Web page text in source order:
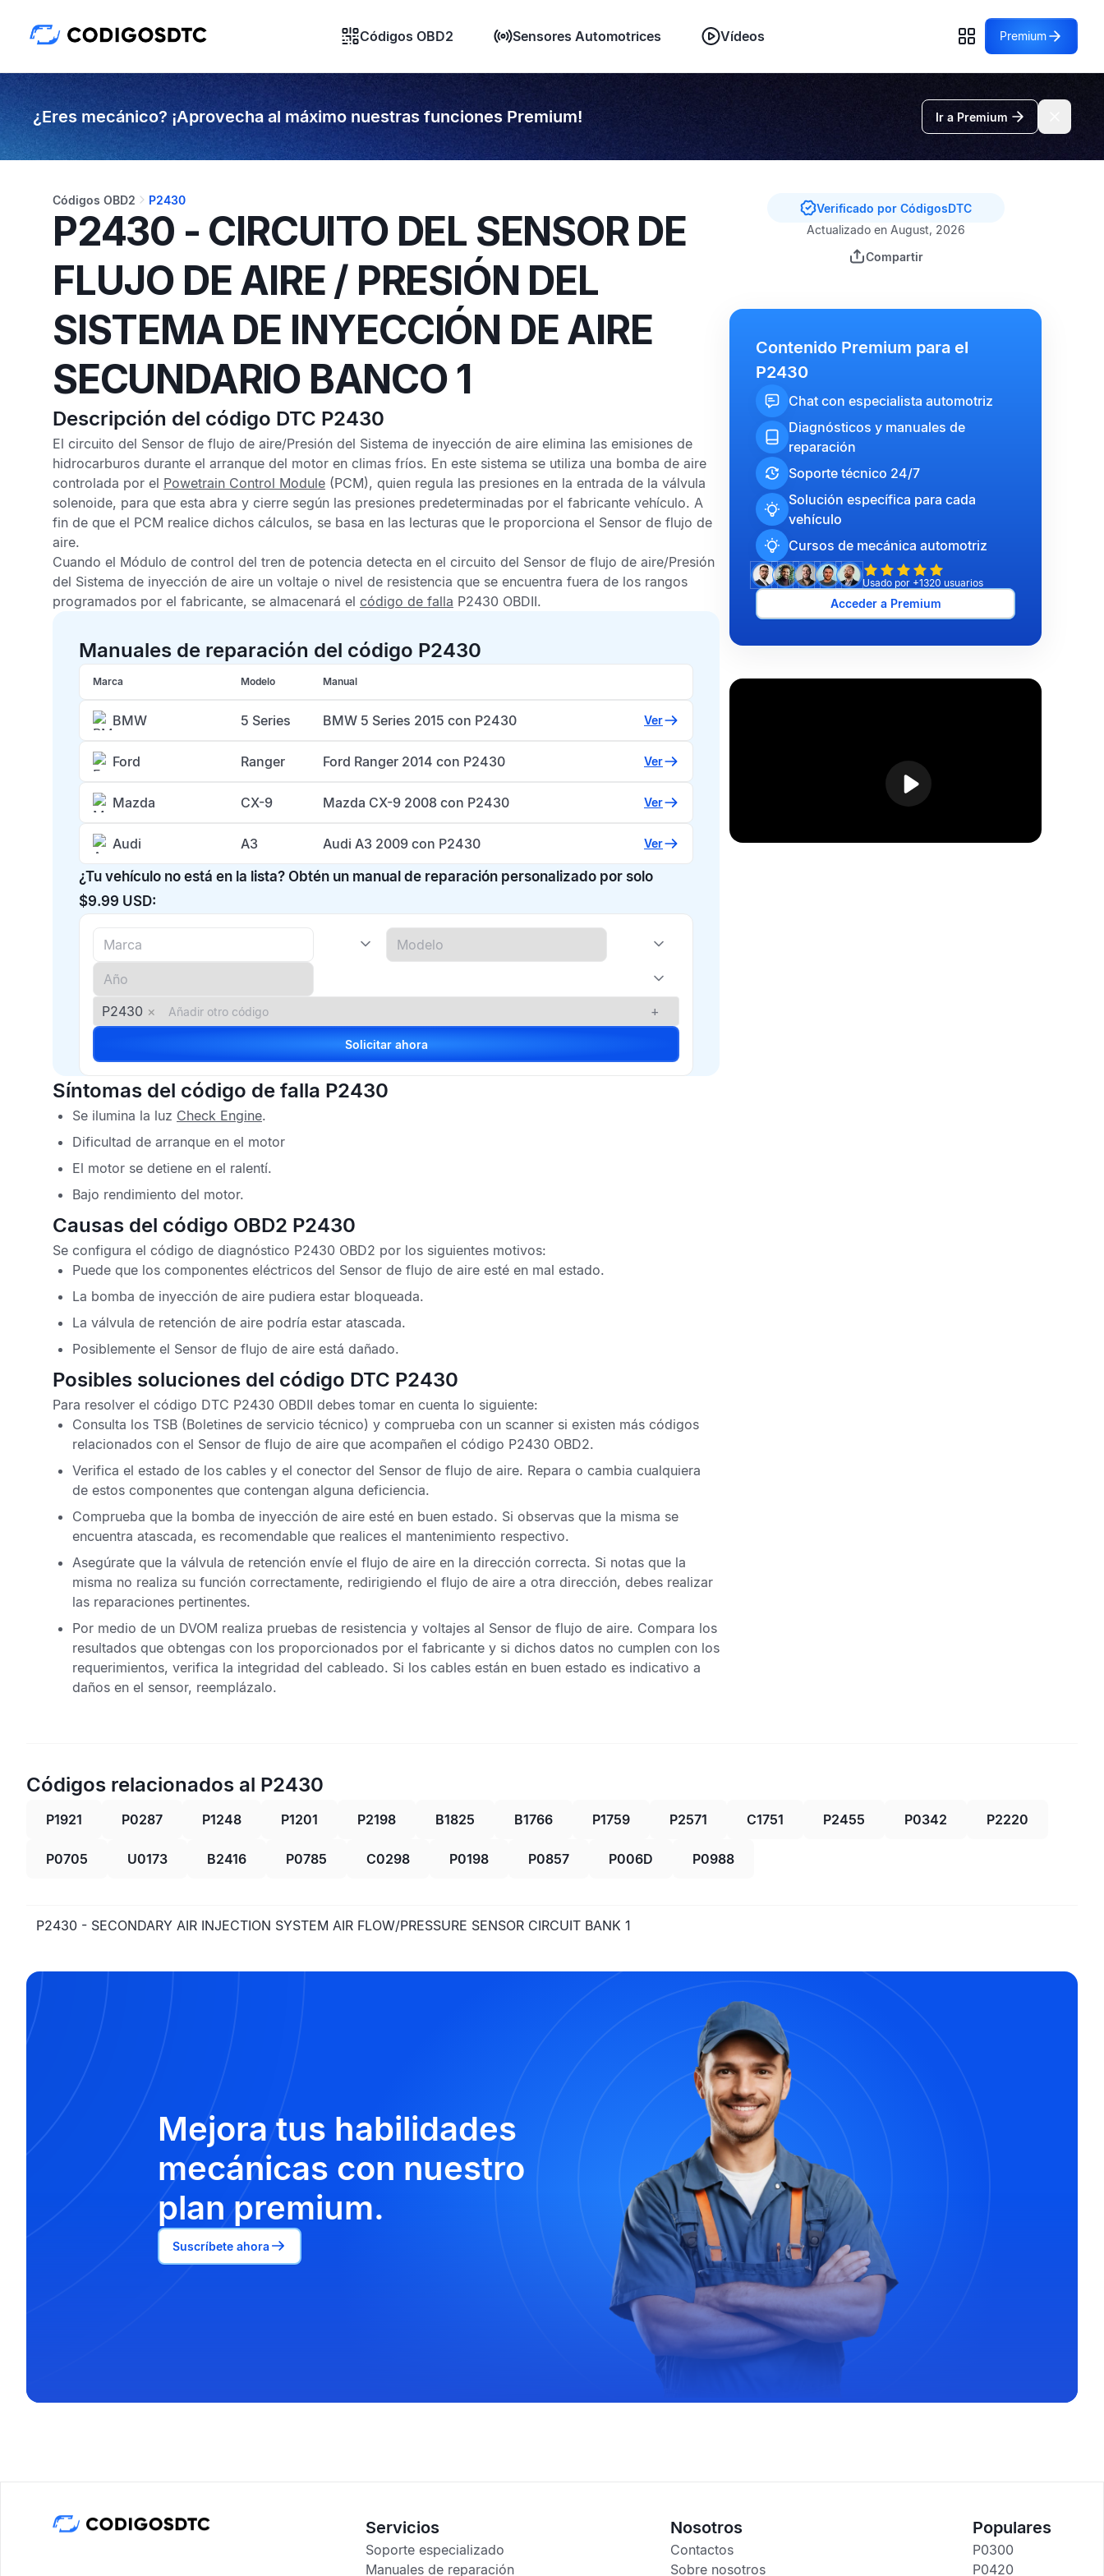
Códigos OBD2 Sensores Automotrices Vídeos Premium
¿Eres mecánico? ¡Aprovecha al máximo nuestras funciones Premium! Ir a Premium
Códigos OBD2 P2430
P2430 - CIRCUITO DEL SENSOR DE
FLUJO DE AIRE / PRESIÓN DEL
SISTEMA DE INYECCIÓN DE AIRE
SECUNDARIO BANCO 1
Descripción del código DTC P2430
El circuito del Sensor de flujo de aire/Presión del Sistema de inyección de aire elimina las emisiones de
hidrocarburos durante el arranque del motor en climas fríos. En este sistema se utiliza una bomba de aire
controlada por el Powetrain Control Module (PCM), quien regula las presiones en la entrada de la válvula
solenoide, para que esta abra y cierre según las presiones predeterminadas por el fabricante vehículo. A
fin de que el PCM realice dichos cálculos, se basa en las lecturas que le proporciona el Sensor de flujo de
aire.
Cuando el Módulo de control del tren de potencia detecta en el circuito del Sensor de flujo de aire/Presión
del Sistema de inyección de aire un voltaje o nivel de resistencia que se encuentra fuera de los rangos
programados por el fabricante, se almacenará el código de falla P2430 OBDII.
Manuales de reparación del código P2430
Marca Modelo Manual
BMW 5 Series BMW 5 Series 2015 con P2430 Ver
Ford Ranger Ford Ranger 2014 con P2430 Ver
Mazda CX-9 Mazda CX-9 2008 con P2430 Ver
Audi A3 Audi A3 2009 con P2430 Ver
¿Tu vehículo no está en la lista? Obtén un manual de reparación personalizado por solo
$9.99 USD:
P2430 × +
Solicitar ahora
Síntomas del código de falla P2430
Se ilumina la luz Check Engine.
Dificultad de arranque en el motor
El motor se detiene en el ralentí.
Bajo rendimiento del motor.
Causas del código OBD2 P2430
Se configura el código de diagnóstico P2430 OBD2 por los siguientes motivos:
Puede que los componentes eléctricos del Sensor de flujo de aire esté en mal estado.
La bomba de inyección de aire pudiera estar bloqueada.
La válvula de retención de aire podría estar atascada.
Posiblemente el Sensor de flujo de aire está dañado.
Posibles soluciones del código DTC P2430
Para resolver el código DTC P2430 OBDII debes tomar en cuenta lo siguiente:
Consulta los TSB (Boletines de servicio técnico) y comprueba con un scanner si existen más códigos
relacionados con el Sensor de flujo de aire que acompañen el código P2430 OBD2.
Verifica el estado de los cables y el conector del Sensor de flujo de aire. Repara o cambia cualquiera
de estos componentes que contengan alguna deficiencia.
Comprueba que la bomba de inyección de aire esté en buen estado. Si observas que la misma se
encuentra atascada, es recomendable que realices el mantenimiento respectivo.
Asegúrate que la válvula de retención envíe el flujo de aire en la dirección correcta. Si notas que la
misma no realiza su función correctamente, redirigiendo el flujo de aire a otra dirección, debes realizar
las reparaciones pertinentes.
Por medio de un DVOM realiza pruebas de resistencia y voltajes al Sensor de flujo de aire. Compara los
resultados que obtengas con los proporcionados por el fabricante y si dichos datos no cumplen con los
requerimientos, verifica la integridad del cableado. Si los cables están en buen estado es indicativo a
daños en el sensor, reemplázalo.
Verificado por CódigosDTC
Actualizado en August, 2026
Compartir
Contenido Premium para el
P2430
Chat con especialista automotriz
Diagnósticos y manuales de
reparación
Soporte técnico 24/7
Solución específica para cada
vehículo
Cursos de mecánica automotriz
Usado por +1320 usuarios
Acceder a Premium
Códigos relacionados al P2430
P1921 P0287 P1248 P1201 P2198 B1825 B1766 P1759 P2571 C1751 P2455 P0342 P2220
P0705 U0173 B2416 P0785 C0298 P0198 P0857 P006D P0988
P2430 - SECONDARY AIR INJECTION SYSTEM AIR FLOW/PRESSURE SENSOR CIRCUIT BANK 1
Mejora tus habilidades
mecánicas con nuestro
plan premium.
Suscríbete ahora
Servicios
Soporte especializado
Manuales de reparación
Nosotros
Contactos
Sobre nosotros
Populares
P0300
P0420